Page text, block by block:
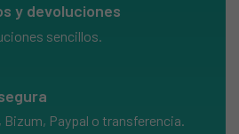
y devoluciones
sencillos.
Bizum, Paypal o transferencia.